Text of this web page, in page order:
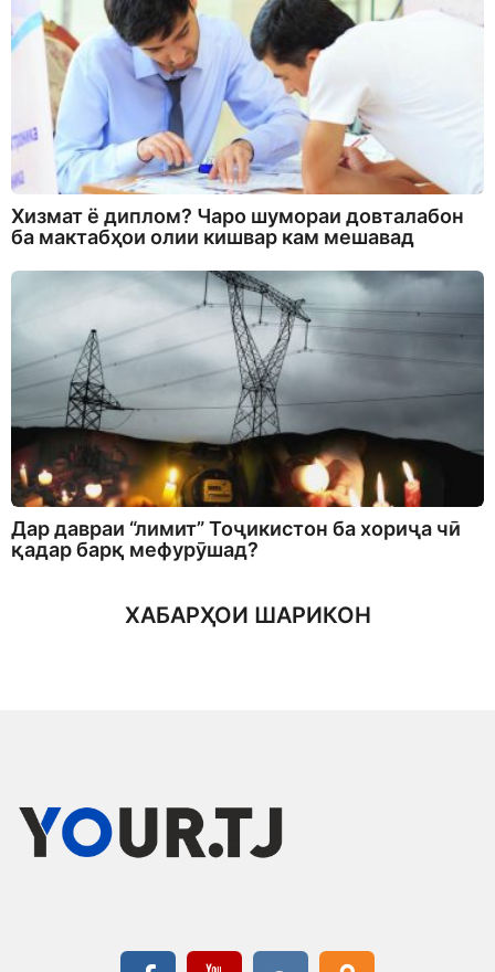
Хизмат ё диплом? Чаро шумораи довталабон
ба мактабҳои олии кишвар кам мешавад
Дар давраи “лимит” Тоҷикистон ба хориҷа чӣ
қадар барқ мефурӯшад?
ХАБАРҲОИ ШАРИКОН